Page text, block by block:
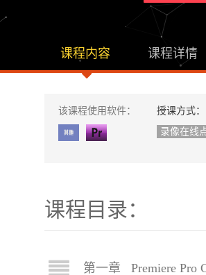
课程内容 课程详情
该课程使用软件：
授课方式：
录像在线
课程目录：
第一章 Premiere Pro